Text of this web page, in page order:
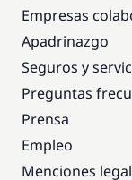
Empresas
Apadrinazgo
Seguros y
Preguntas
Prensa
Empleo
Menciones